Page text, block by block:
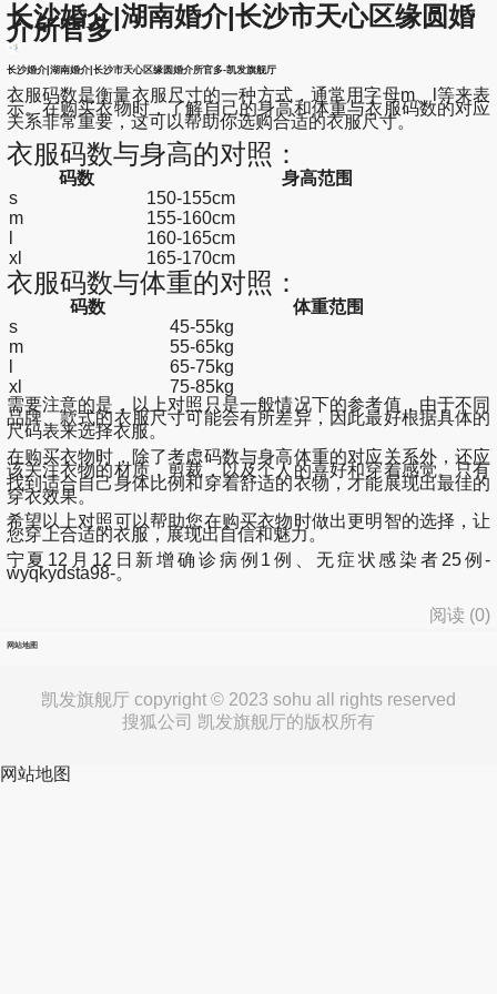
长沙婚介|湖南婚介|长沙市天心区缘圆婚
介所官多
长沙婚介|湖南婚介|长沙市天心区缘圆婚介所官多-凯发旗舰厅
衣服码数是衡量衣服尺寸的一种方式，通常用字母m、l等来表
示。在购买衣物时，了解自己的身高和体重与衣服码数的对应
关系非常重要，这可以帮助你选购合适的衣服尺寸。
衣服码数与身高的对照：
码数
身高范围
s
150-155cm
m
155-160cm
160-165cm
xl
165-170cm
衣服码数与体重的对照：
码数
体重范围
s
45-55kg
m
55-65kg
65-75kg
xl
75-85kg
需要注意的是，以上对照只是一般情况下的参考值，由于不同
品牌、款式的衣服尺寸可能会有所差异，因此最好根据具体的
尺码表来选择衣服。
在购买衣物时，除了考虑码数与身高体重的对应关系外，还应
该关注衣物的材质，剪裁，以及个人的喜好和穿着感觉。只有
找到适合自己身体比例和穿着舒适的衣物，才能展现出最佳的
穿衣效果。
希望以上对照可以帮助您在购买衣物时做出更明智的选择，让
您穿上合适的衣服，展现出自信和魅力。
宁夏12月12日新增确诊病例1例、无症状感染者25例-
wyqkydsta98-。
阅读 (0)
网站地图
凯发旗舰厅 copyright © 2023 sohu all rights reserved
搜狐公司 凯发旗舰厅的版权所有
网站地图